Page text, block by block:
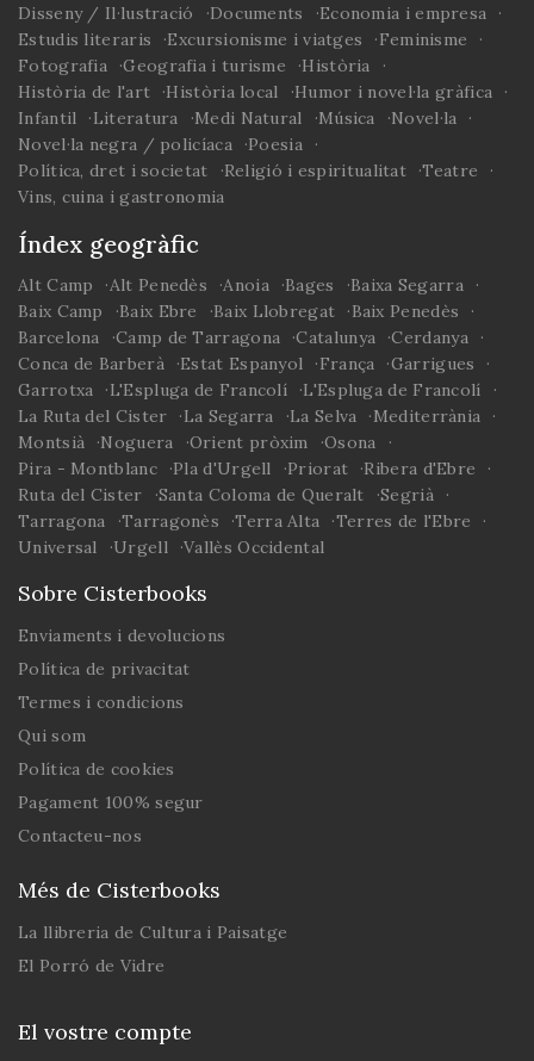
Disseny / Il·lustració
Documents
Economia i empresa
Estudis literaris
Excursionisme i viatges
Feminisme
Fotografia
Geografia i turisme
Història
Història de l'art
Història local
Humor i novel·la gràfica
Infantil
Literatura Medi Natural Música
Novel·la
Novel·la negra / policíaca
Poesia
Política, dret i societat
Religió i espiritualitat
Teatre
Vins, cuina i gastronomia
Índex geogràfic
Alt Camp Alt Penedès Anoia Bages
Baixa Segarra
Baix Camp
Baix Ebre Baix Llobregat
Baix Penedès
Barcelona
Camp de Tarragona Catalunya
Cerdanya
Conca de Barberà
Estat Espanyol França
Garrigues
Garrotxa
L'Espluga de Francolí
L'Espluga de Francolí
La Ruta del Cister
La Segarra La Selva
Mediterrània
Montsià
Noguera Orient pròxim
Osona
Pira - Montblanc
Pla d'Urgell Priorat
Ribera d'Ebre
Ruta del Cister
Santa Coloma de Queralt
Segrià
Tarragona
Tarragonès Terra Alta
Terres de l'Ebre
Universal
Urgell Vallès Occidental
Sobre Cisterbooks
Enviaments i devolucions
Política de privacitat
Termes i condicions
Qui som
Política de cookies
Pagament 100% segur
Contacteu-nos
Més de Cisterbooks
La llibreria de Cultura i Paisatge
El Porró de Vidre
El vostre compte